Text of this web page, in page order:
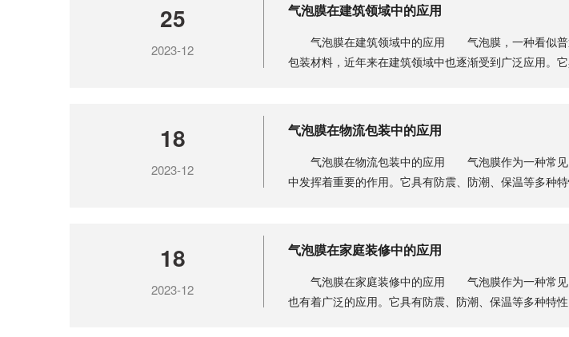
25
2023-12
气泡膜在建筑领域中的应用
气泡膜在建筑领域中的应用 气泡膜，一种看似普
包装材料，近年来在建筑领域中也逐渐受到广泛应用。
18
2023-12
气泡膜在物流包装中的应用
气泡膜在物流包装中的应用 气泡膜作为一种常见
中发挥着重要的作用。它具有防震、防潮、保温等多种
18
2023-12
气泡膜在家庭装修中的应用
气泡膜在家庭装修中的应用 气泡膜作为一种常见
也有着广泛的应用。它具有防震、防潮、保温等多种特